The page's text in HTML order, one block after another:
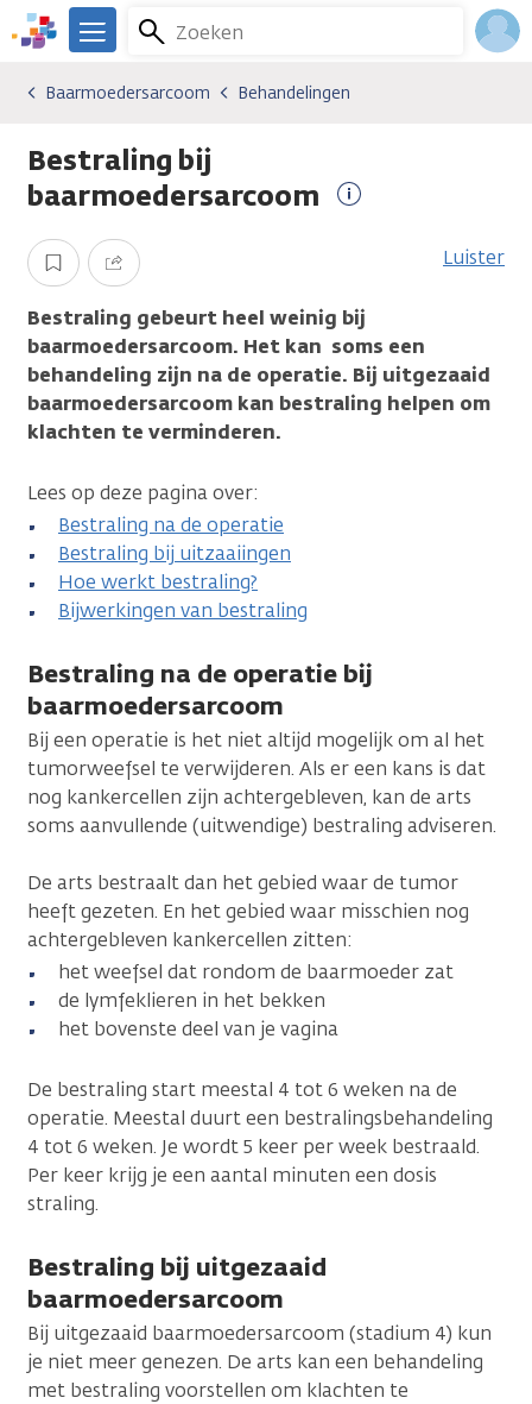
Overslaan
en
gaan
We
er
je.
Kanker.nl
Zoeken
Menu
Kankersoorten
Baarmoedersarcoom
Behandelingen
Baarmoedersarcoom Behandelingen
Bestraling bij
baarmoedersarcoom
informatie
Opslaan Delen Luister
Bestraling gebeurt heel weinig bij
baarmoedersarcoom. Het kan soms een
behandeling zijn na de operatie. Bij uitgezaaid
baarmoedersarcoom kan bestraling helpen om
klachten te verminderen.
Lees op deze pagina over:
Bestraling na de operatie
Bestraling bij uitzaaiingen
Hoe werkt bestraling?
Bijwerkingen van bestraling
Bestraling na de operatie bij
baarmoedersarcoom
Bij een operatie is het niet altijd mogelijk om al het
tumorweefsel te verwijderen. Als er een kans is dat
nog kankercellen zijn achtergebleven, kan de arts
soms aanvullende (uitwendige) bestraling adviseren.
De arts bestraalt dan het gebied waar de tumor
heeft gezeten. En het gebied waar misschien nog
achtergebleven kankercellen zitten:
het weefsel dat rondom de baarmoeder zat
de lymfeklieren in het bekken
het bovenste deel van je vagina
De bestraling start meestal 4 tot 6 weken na de
operatie. Meestal duurt een bestralingsbehandeling
4 tot 6 weken. Je wordt 5 keer per week bestraald.
Per keer krijg je een aantal minuten een dosis
straling.
Bestraling bij uitgezaaid
baarmoedersarcoom
Bij uitgezaaid baarmoedersarcoom (stadium 4) kun
je niet meer genezen. De arts kan een behandeling
met bestraling voorstellen om klachten te